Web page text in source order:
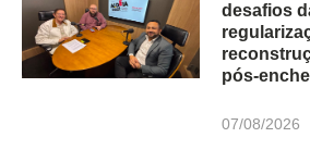
desafios
pós-
07/08/2026